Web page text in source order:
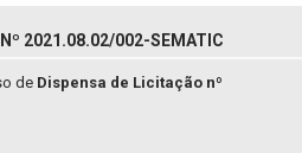
Nº 2021.08.02/002-SEMATIC
de Dispensa de Licitação nº